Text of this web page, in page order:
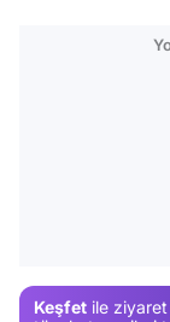
Keşfet ile